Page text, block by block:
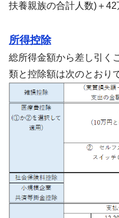
扶養親族の合計人数)＋
所得控除
総所得金額から差し引く
類と控除額は次のとおり